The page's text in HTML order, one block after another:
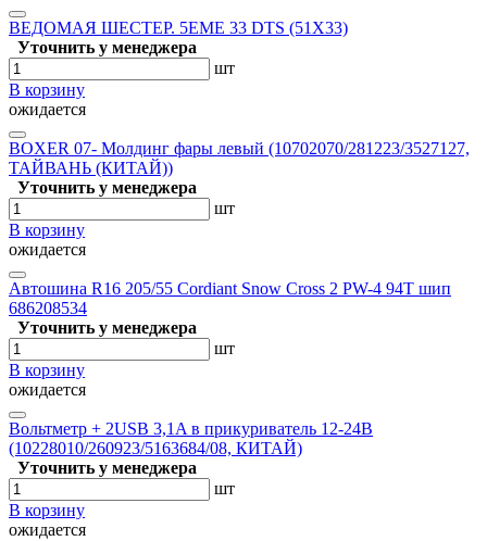
ВЕДОМАЯ ШЕСТЕР. 5EME 33 DTS (51X33)
Уточнить у менеджера
шт
В корзину
ожидается
BOXER 07- Молдинг фары левый (10702070/281223/3527127,
ТАЙВАНЬ (КИТАЙ))
Уточнить у менеджера
шт
В корзину
ожидается
Автошина R16 205/55 Cordiant Snow Cross 2 PW-4 94T шип
686208534
Уточнить у менеджера
шт
В корзину
ожидается
Вольтметр + 2USB 3,1A в прикуриватель 12-24В
(10228010/260923/5163684/08, КИТАЙ)
Уточнить у менеджера
шт
В корзину
ожидается